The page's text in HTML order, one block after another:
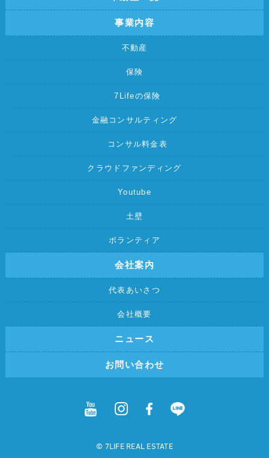
事業内容
不動産
保険
7Lifeの保険
金融コンサルティング
コンサル料金表
クラウドファンディング
Youtube
土壁
ボランティア
会社案内
代表あいさつ
会社概要
ニュース
お問い合わせ
©︎ 7LIFE REAL ESTATE